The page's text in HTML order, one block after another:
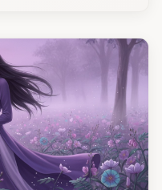
cũng có thể thay